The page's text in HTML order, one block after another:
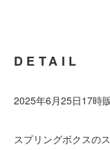
DETAIL
2025年6月25日17時
スプリングボクスの